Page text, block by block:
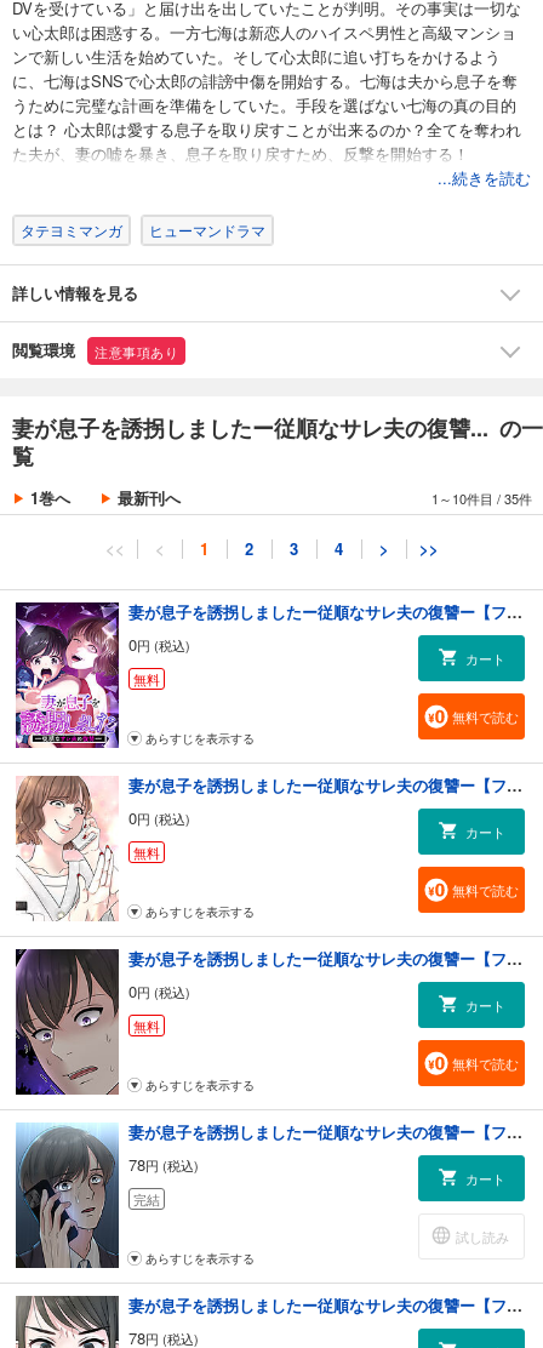
DVを受けている」と届け出を出していたことが判明。その事実は一切な
い心太郎は困惑する。一方七海は新恋人のハイスペ男性と高級マンショ
ンで新しい生活を始めていた。そして心太郎に追い打ちをかけるよう
に、七海はSNSで心太郎の誹謗中傷を開始する。七海は夫から息子を奪
うために完璧な計画を準備をしていた。手段を選ばない七海の真の目的
とは？ 心太郎は愛する息子を取り戻すことが出来るのか？全てを奪われ
た夫が、妻の嘘を暴き、息子を取り戻すため、反撃を開始する！
...続きを読む
タテヨミマンガ ヒューマンドラマ
詳しい情報を見る
閲覧環境 注意事項あり
妻が息子を誘拐しましたー従順なサレ夫の復讐... の一
覧
1巻へ 最新刊へ 1～10件目 /35件
<< < 1 2 3 4 > >>
妻が息子を誘拐しましたー従順なサレ夫の復讐ー【フルカラー】【タテヨミ】(1)
0円 (税込)
無料
カート
無料で読む
あらすじを表示する
妻が息子を誘拐しましたー従順なサレ夫の復讐ー【フルカラー】【タテヨミ】(2)
0円 (税込)
無料
カート
無料で読む
あらすじを表示する
妻が息子を誘拐しましたー従順なサレ夫の復讐ー【フルカラー】【タテヨミ】(3)
0円 (税込)
無料
カート
無料で読む
あらすじを表示する
妻が息子を誘拐しましたー従順なサレ夫の復讐ー【フルカラー】【タテヨミ】(4)
78円 (税込)
完結
カート
試し読み
あらすじを表示する
妻が息子を誘拐しましたー従順なサレ夫の復讐ー【フルカラー】【タテヨミ】(5)
78円 (税込)